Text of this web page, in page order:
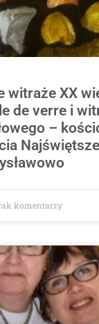
witraże XX
de verre i
–
komentarzy